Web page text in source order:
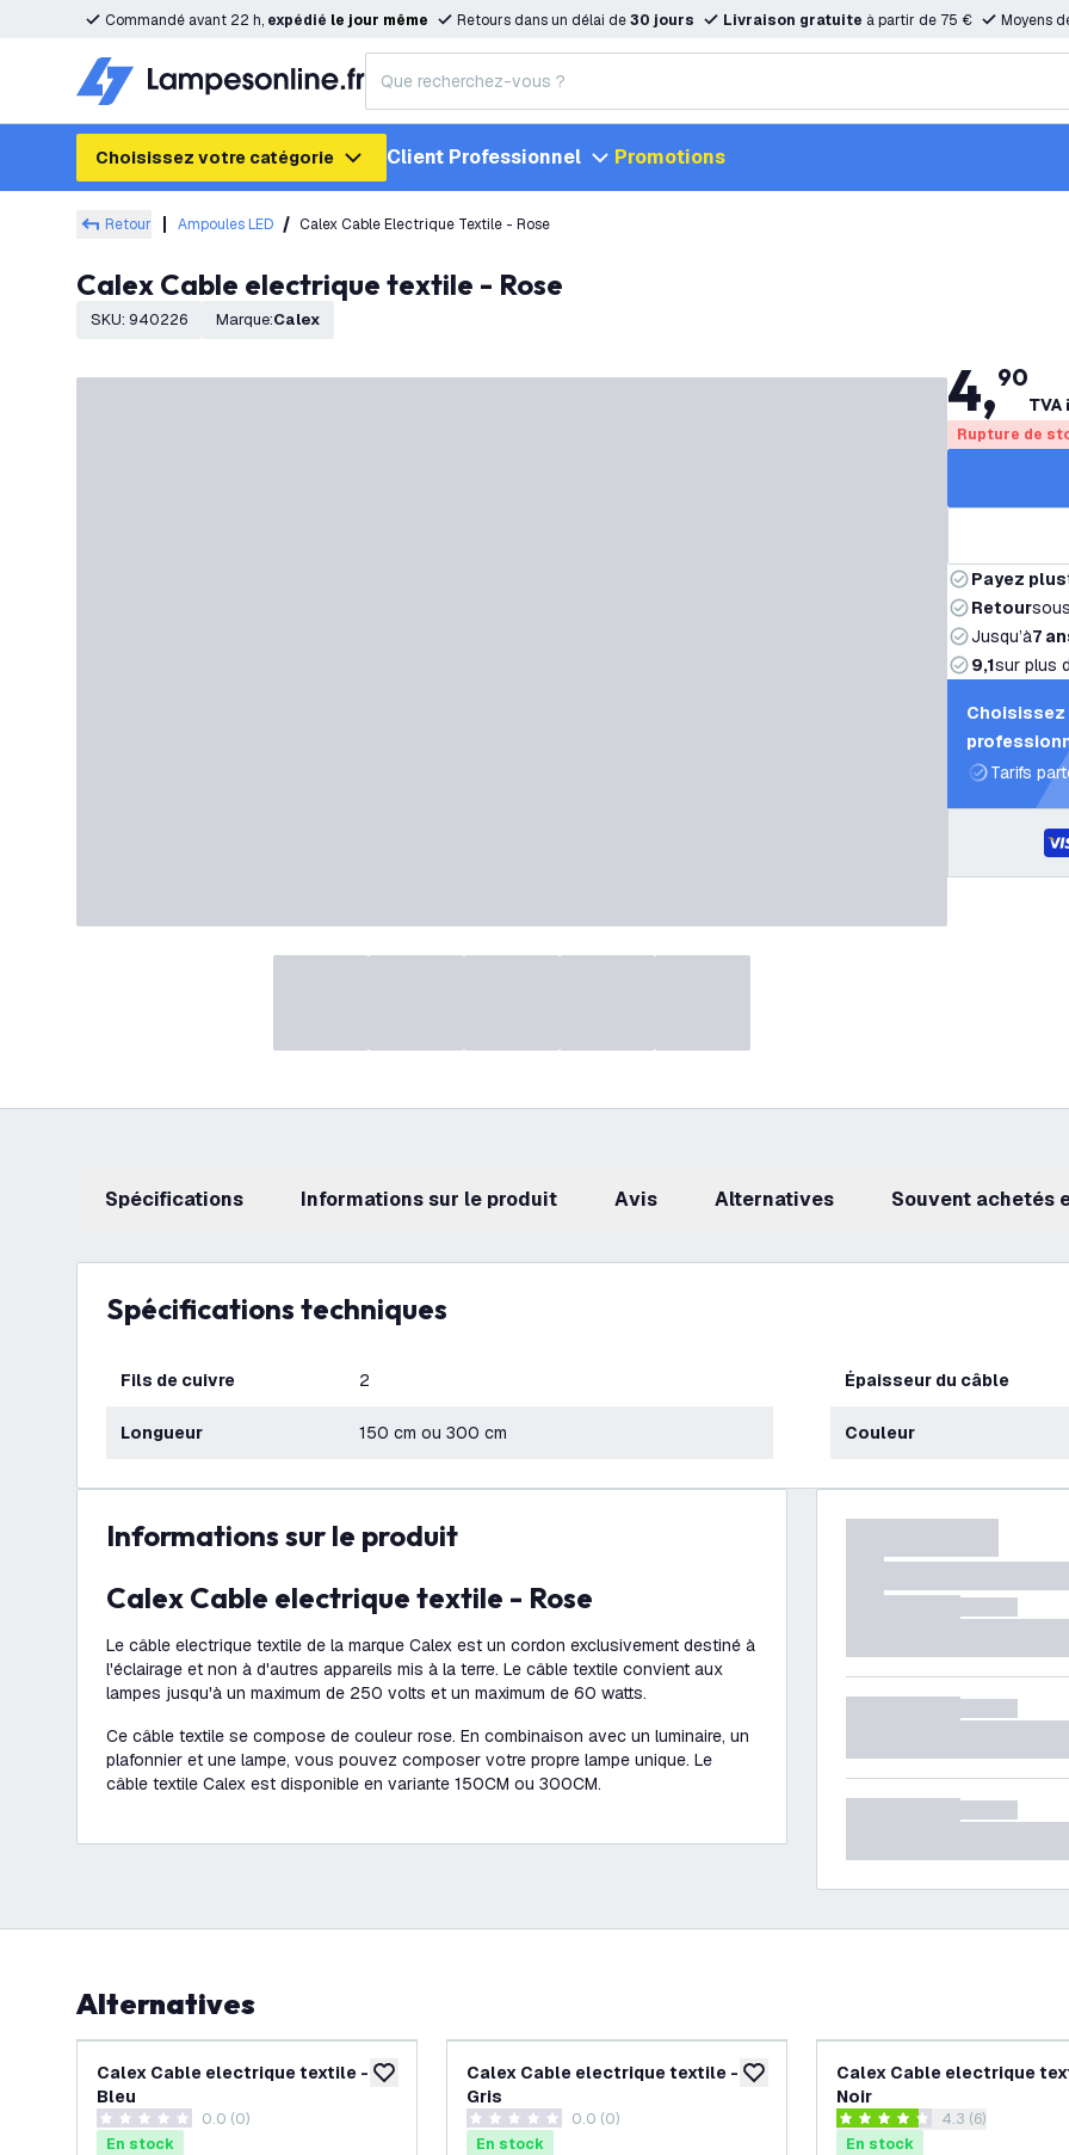
Commandé avant 22 h, expédié le jour même Retours dans un délai de30 jours Livraison gratuite à partir de 75 € Moyens
Choisissez votre catégorie Client Professionnel Promotions
Retour Ampoules LED Calex Cable Electrique Textile - Rose
Calex Cable electrique textile - Rose
SKU: 940226 Marque: Calex
4,90
TVA
Rupture de
Payez plus
Retoursous
Jusqu’à7
9,1sur plus
Tarifs
Spécifications Informations sur le produit avis Alternatives Souvent achetés
Spécifications techniques
Fils de cuivre 2
Longueur 150 cm ou 300 cm
Épaisseur du câble
Couleur
Informations sur le produit
Calex Cable electrique textile - Rose
Le câble electrique textile de la marque Calex est un cordon exclusivement destiné à
l'éclairage et non à d'autres appareils mis à la terre. Le câble textile convient aux
lampes jusqu'à un maximum de 250 volts et un maximum de 60 watts.
Ce câble textile se compose de couleur rose. En combinaison avec un luminaire, un
plafonnier et une lampe, vous pouvez composer votre propre lampe unique. Le
câble textile Calex est disponible en variante 150CM ou 300CM.
Alternatives
ajouter à la liste de souhaits
Calex Cable electrique textile -
Bleu
0 étoiles de notation
0.0 (0)
En stock
ajouter à la liste de souhaits
Calex Cable electrique textile -
Gris
0 étoiles de notation
0.0 (0)
En stock
Calex Cable electrique
Noir
ouvrir le tiroir des
4.3 étoiles de notation
4.3 (6)
En stock